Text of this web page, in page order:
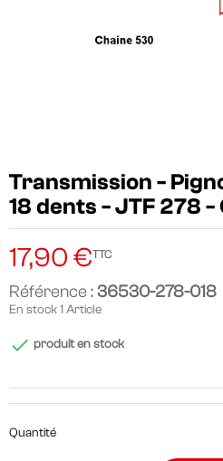
Transmission -
18 dents - JTF 278
17,90 €TTC
Référence :36530-278-018
En stock1 Article
 produit en stock
Quantité